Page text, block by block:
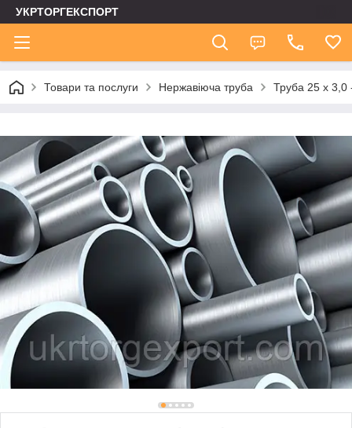
УКРТОРГЕКСПОРТ
Товари та послуги Нержавіюча труба Труба 25 х 3,0